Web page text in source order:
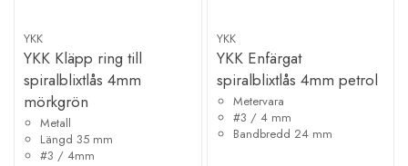
YKK
YKK Kläpp ring till
spiralblixtlås 4mm
mörkgrön
Metall
Längd 35 mm
#3 / 4mm
YKK
YKK Enfärgat
spiralblixtlås 4mm petrol
Metervara
#3 / 4 mm
Bandbredd 24 mm